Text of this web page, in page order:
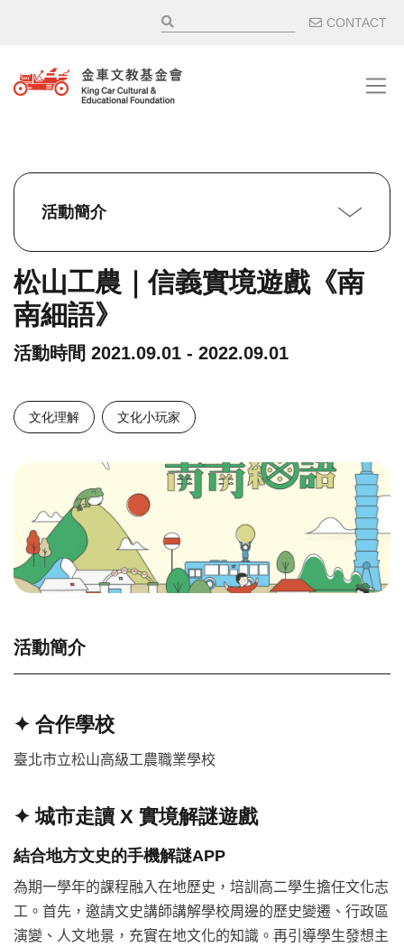
輔助選
CONTACT
活動簡介
松山工農｜信義實境遊戲《南
南細語》
活動時間 2021.09.01 - 2022.09.01
文化理解 文化小玩家
活動簡介
✦ 合作學校
臺北市立松山高級工農職業學校
✦城市走讀 X 實境解謎遊戲
結合地方文史的手機解謎APP
為期一學年的課程融入在地歷史，培訓高二學生擔任文化志
工。首先，邀請文史講師講解學校周邊的歷史變遷、行政區
演變、人文地景，充實在地文化的知識。再引導學生發想主